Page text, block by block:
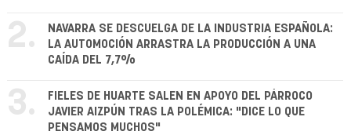
2.
NAVARRA SE DESCUELGA DE LA INDUSTRIA ESPAÑOLA:
LA AUTOMOCIÓN ARRASTRA LA PRODUCCIÓN A UNA
CAÍDA DEL 7,7%
3.
FIELES DE HUARTE SALEN EN APOYO DEL PÁRROCO
JAVIER AIZPÚN TRAS LA POLÉMICA: "DICE LO QUE
PENSAMOS MUCHOS"